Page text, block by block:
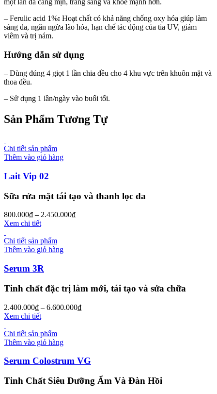
một làn da căng mịn, trắng sáng và khỏe mạnh hơn.
–Ferulic acid 1%: Hoạt chất có khả năng chống oxy hóa giúp làm
sáng da, ngăn ngừa lão hóa, hạn chế tác dộng của tia UV, giảm
viêm và trị nám.
Hướng dẫn sử dụng
– Dùng đúng 4 giọt 1 lần chia đều cho 4 khu vực trên khuôn mặt và
thoa đều.
– Sử dụng 1 lần/ngày vào buổi tối.
Sản Phẩm Tương Tự
Chi tiết sản phẩm
Thêm vào giỏ hàng
Lait Vip 02
Sữa rửa mặt tái tạo và thanh lọc da
800.000₫ – 2.450.000₫
Xem chi tiết
Chi tiết sản phẩm
Thêm vào giỏ hàng
Serum 3R
Tinh chất đặc trị làm mới, tái tạo và sửa chữa
2.400.000₫ – 6.600.000₫
Xem chi tiết
Chi tiết sản phẩm
Thêm vào giỏ hàng
Serum Colostrum VG
Tinh Chất Siêu Dưỡng Ẩm Và Đàn Hồi